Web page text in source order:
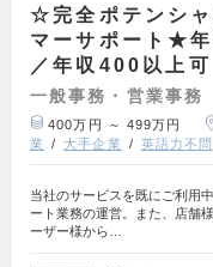
☆完全ポテンシャ
マーサポート★
／年収400以上可
一般事務・営業事務
400万円 ～ 499万円
業
大手企業 英語力不問
当社のサービスを既にご利用
ート業務の運営。また、店舗
ーザー様から…